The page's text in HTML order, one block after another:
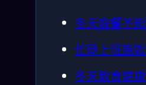
冬天晚餐不
忙碌上班族
冬天飲食健